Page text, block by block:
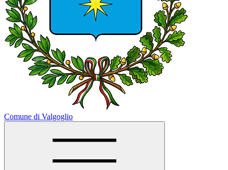
Comune di Valgoglio